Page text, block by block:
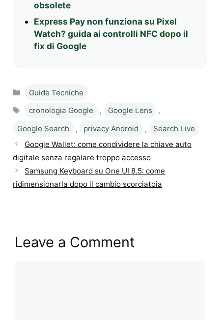
obsolete
Express Pay non funziona su Pixel
Watch? guida ai controlli NFC dopo il
fix di Google
Categories
Guide Tecniche
cronologia Google , Google Lens
,
Google Search
, privacy Android ,
Search Live
Google Wallet: come condividere la chiave auto
digitale senza regalare troppo accesso
Samsung Keyboard su One UI 8.5: come
ridimensionarla dopo il cambio scorciatoia
Leave a Comment